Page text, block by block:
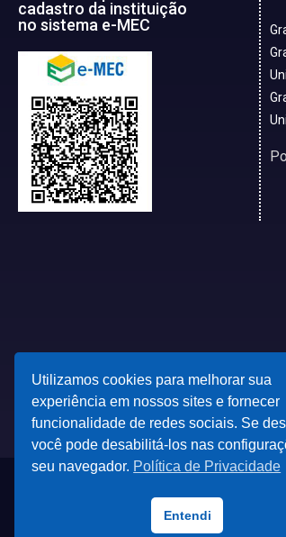
cadastro da instituição
no sistema e-MEC
©
Utilizamos cookies para melhorar sua
experiência em nossos sites e fornecer
funcionalidade de redes sociais. Se
você pode desabilitá-los nas
seu navegador. Política de Privacidade
Entendi